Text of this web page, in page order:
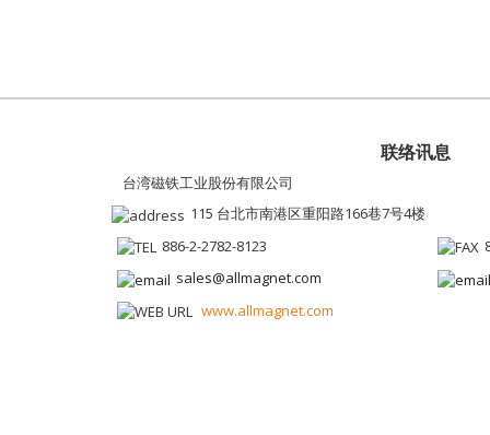
联络讯息
台湾磁铁工业股份有限公司
115 台北市南港区重阳路166巷7号4楼
886-2-2782-8123
sales@allmagnet.com
www.allmagnet.com